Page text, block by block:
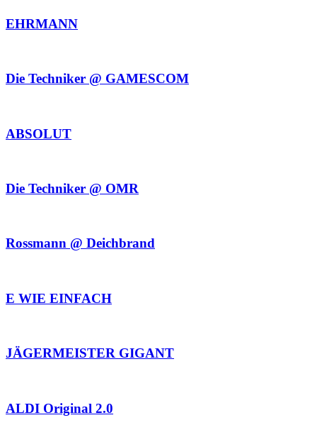
EHRMANN
Die Techniker @ GAMESCOM
ABSOLUT
Die Techniker @ OMR
Rossmann @ Deichbrand
E WIE EINFACH
JÄGERMEISTER GIGANT
ALDI Original 2.0